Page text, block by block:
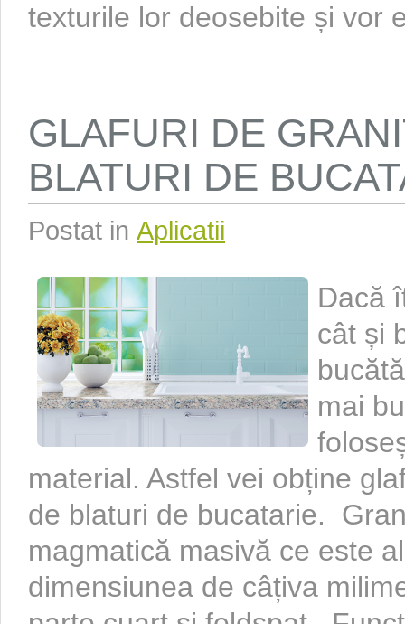
texturile lor deosebite și vor
GLAFURI DE
BLATURI DE
Postat in Aplicatii
Dacă
cât și
mai
material. Astfel vei obține
de blaturi de bucatarie.
magmatică masivă ce este
dimensiunea de câțiva